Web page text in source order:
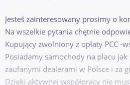
Jesteś zainteresowany prosimy o
Na wszelkie pytania chętnie
Kupujący zwolniony z opłaty PCC
Posiadamy samochody na placu
zaufanymi dealerami w Polsce i za
Dzięki aktywnej współpracy nie